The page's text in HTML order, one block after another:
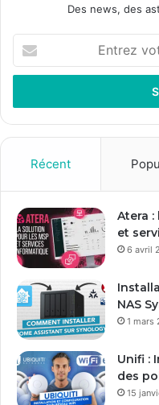
Des news, des
t
e
z
r
e
a
d
s
e
m
a
Récent
Atera :
et
6 avril
NAS
1 mars
Unifi :
des
15